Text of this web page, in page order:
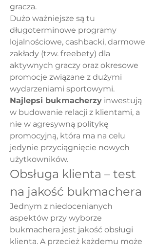
gracza.
Dużo ważniejsze są tu
długoterminowe programy
lojalnościowe, cashbacki, darmowe
zakłady (tzw. freebety) dla
aktywnych graczy oraz okresowe
promocje związane z dużymi
Najlepsi bukmacherzy inwestują
w budowanie relacji z klientami, a
nie w agresywną politykę
promocyjną, która ma na celu
jedynie przyciągnięcie nowych
użytkowników.
Obsługa klienta – test
na jakość bukmachera
Jednym z niedocenianych
aspektów przy wyborze
bukmachera jest jakość obsługi
klienta. A przecież każdemu może